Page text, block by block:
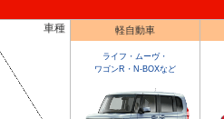
車種 軽自動車
ライフ・ムーヴ・
ワゴンR・N-BOXなど